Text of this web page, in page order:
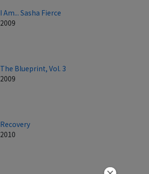
I Am... Sasha Fierce
2009
The Blueprint, Vol. 3
2009
Recovery
2010